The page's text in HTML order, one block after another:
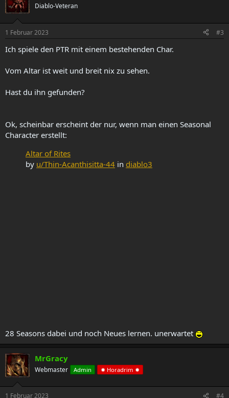
Diablo-Veteran
1 Februar 2023 #3
Ich spiele den PTR mit einem bestehenden Char.
Vom Altar ist weit und breit nix zu sehen.
Hast du ihn gefunden?
Ok, scheinbar erscheint der nur, wenn man einen Seasonal
Character erstellt:
Altar of Rites
by u/Thin-Acanthisitta-44 in diablo3
28 Seasons dabei und noch Neues lernen. unerwartet
MrGracy
Webmaster Admin ✸ Horadrim ✸
1 Februar 2023 #4